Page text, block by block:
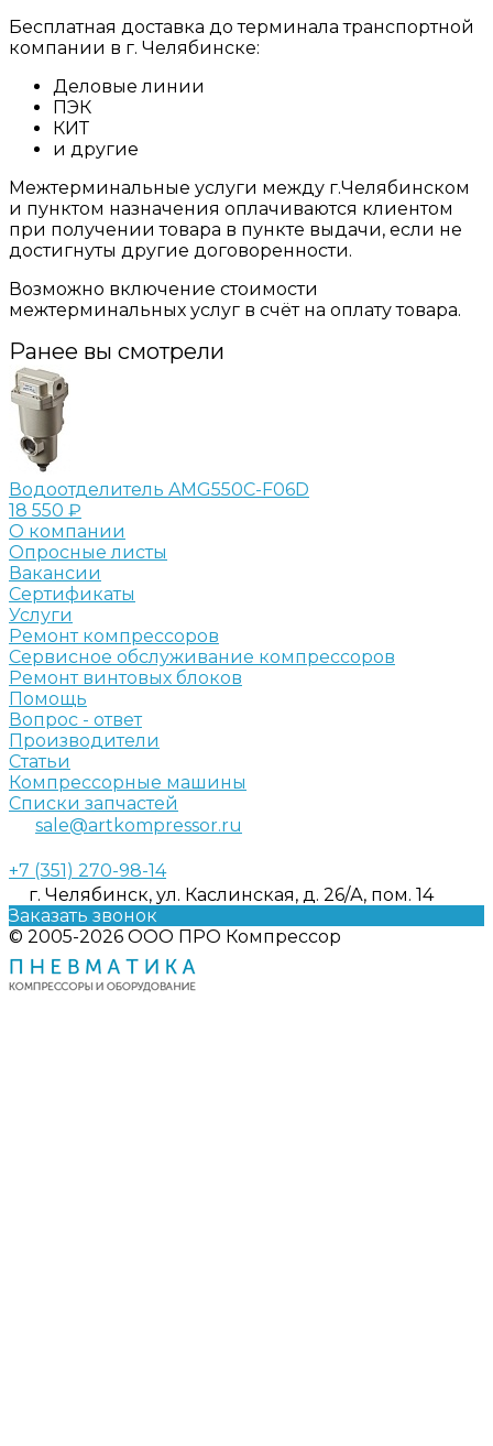
Бесплатная доставка до терминала транспортной
компании в г. Челябинске:
Деловые линии
ПЭК
КИТ
и другие
Межтерминальные услуги между г.Челябинском
и пунктом назначения оплачиваются клиентом
при получении товара в пункте выдачи, если не
достигнуты другие договоренности.
Возможно включение стоимости
межтерминальных услуг в счёт на оплату товара.
Ранее вы смотрели
Водоотделитель AMG550C-F06D
18 550 ₽
О компании
Опросные листы
Вакансии
Сертификаты
Услуги
Ремонт компрессоров
Сервисное обслуживание компрессоров
Ремонт винтовых блоков
Помощь
Вопрос - ответ
Производители
Статьи
Компрессорные машины
Списки запчастей
sale@artkompressor.ru
+7 (351) 270-98-14
г. Челябинск, ул. Каслинская, д. 26/А, пом. 14
Заказать звонок
© 2005-2026 ООО ПРО Компрессор